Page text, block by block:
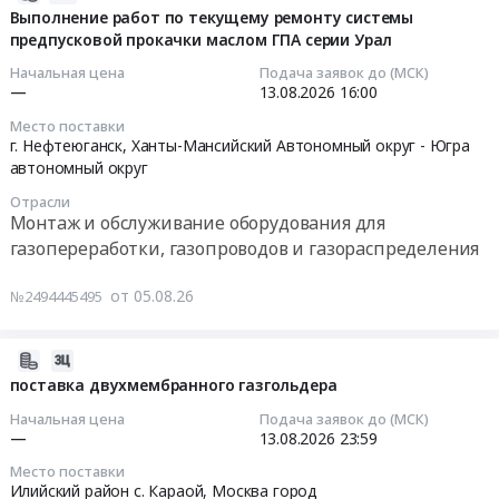
91А)
Выполнение работ по текущему ремонту системы
предпусковой прокачки маслом ГПА серии Урал
Начальная цена
—
Подача заявок до (МСК)
13.08.2026 16:00
Место поставки
г. Нефтеюганск, Ханты-Мансийский Автономный округ - Югра
автономный округ
Отрасли
Монтаж и обслуживание оборудования для
газопереработки, газопроводов и газораспределения
№2494445495 от 05.08.26
поставка двухмембранного газгольдера
Начальная цена
—
Подача заявок до (МСК)
13.08.2026 23:59
Место поставки
Илийский район с. Караой, Москва город